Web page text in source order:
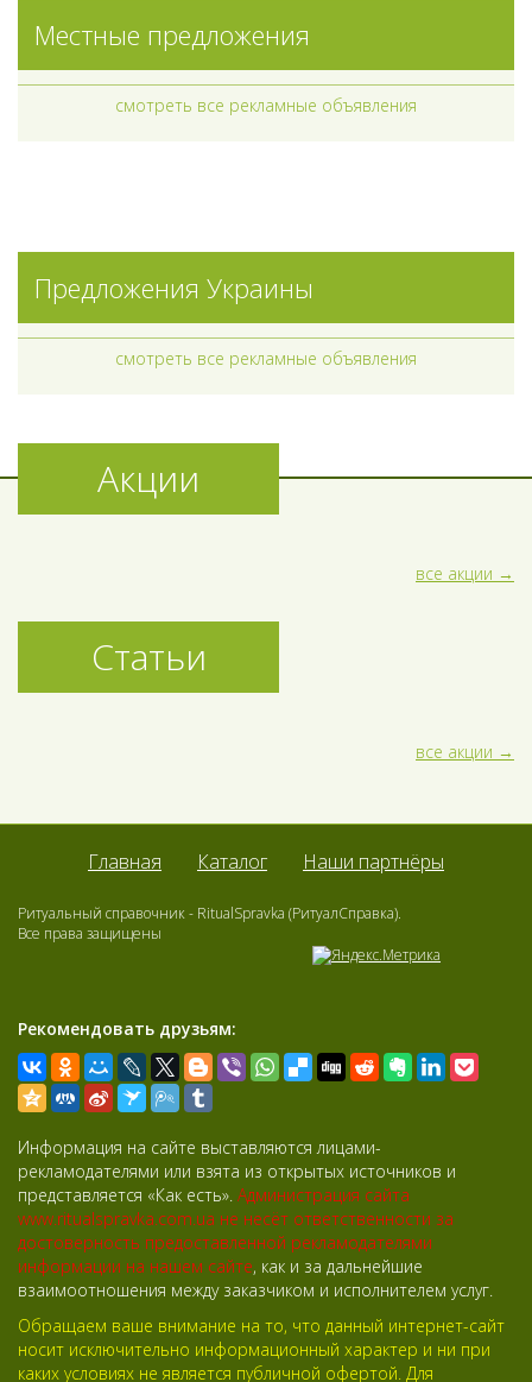
Местные предложения
смотреть все рекламные объявления
Предложения Украины
смотреть все рекламные объявления
Акции
все акции
Статьи
все акции
Главная Каталог Наши партнёры
Ритуальный справочник - RitualSpravka (РитуалСправка).
Все права защищены
Рекомендовать друзьям:
Информация на сайте выставляются лицами-
рекламодателями или взята из открытых источников и
представляется «Как есть». Администрация сайта
www.ritualspravka.com.ua не несёт ответственности за
достоверность предоставленной рекламодателями
информации на нашем сайте, как и за дальнейшие
взаимоотношения между заказчиком и исполнителем услуг.
Обращаем ваше внимание на то, что данный интернет-сайт
носит исключительно информационный характер и ни при
каких условиях не является публичной офертой. Для